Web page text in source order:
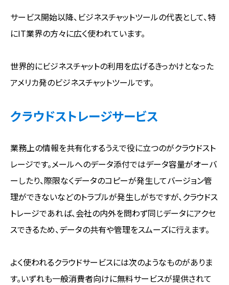
サービス開始以降、ビジネスチャットツールの代表として、特
にIT業界の方々に広く使われています。
世界的にビジネスチャットの利用を広げるきっかけとなった
アメリカ発のビジネスチャットツールです。
クラウドストレージサービス
業務上の情報を共有化するうえで役に立つのがクラウドスト
レージです。メールへのデータ添付ではデータ容量がオーバ
ーしたり、際限なくデータのコピーが発生してバージョン管
理ができないなどのトラブルが発生しがちですが、クラウドス
トレージであれば、会社の内外を問わず同じデータにアクセ
スできるため、データの共有や管理をスムーズに行えます。
よく使われるクラウドサービスには次のようなものがありま
す。いずれも一般消費者向けに無料サービスが提供されて